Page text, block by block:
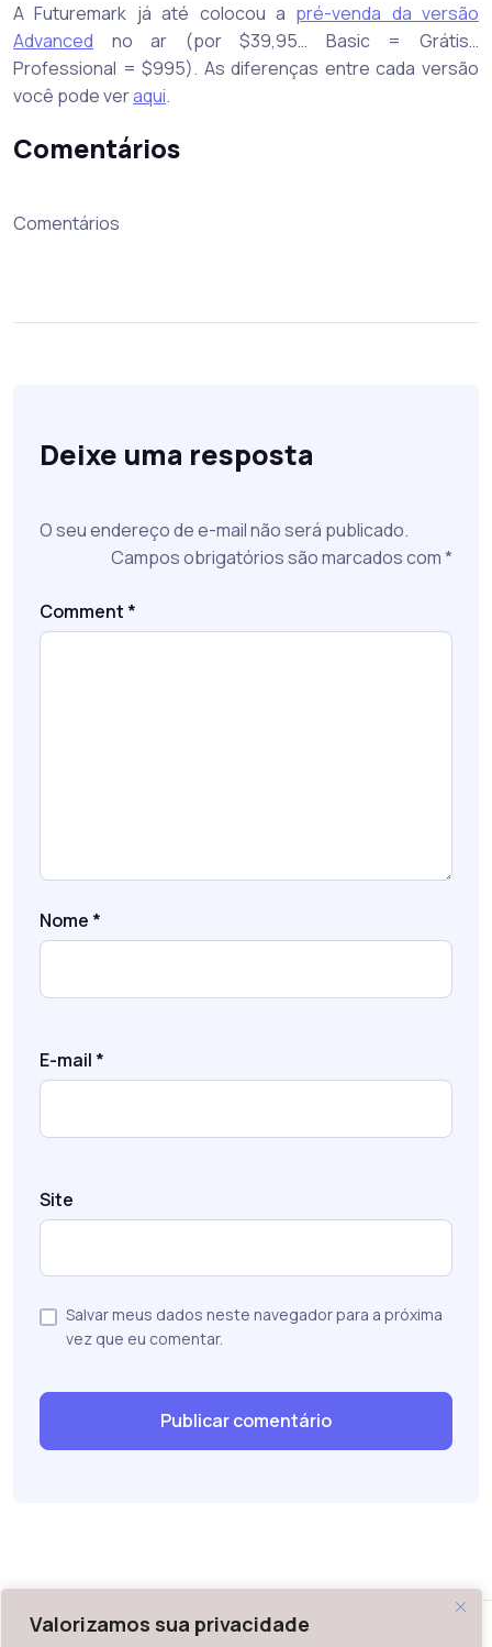
Valorizamos sua privacidade
A Futuremark já até colocou a pré-venda da versão
Advanced no ar (por $39,95… Basic = Grátis…
Professional = $995). As diferenças entre cada versão
você pode veraqui.
Comentários
Comentários
Deixe uma resposta
O seu endereço de e-mail não será publicado.
Campos obrigatórios são marcados com*
Comment *
Nome *
E-mail *
Site
Salvar meus dados neste navegador para a próxima
vez que eu comentar.